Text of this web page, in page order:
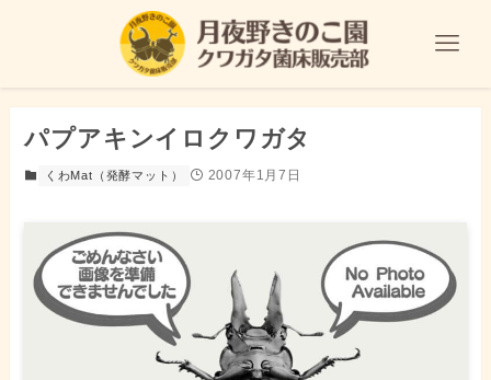
パプアキンイロクワガタ
くわMat（発酵マット） 2007年1月7日